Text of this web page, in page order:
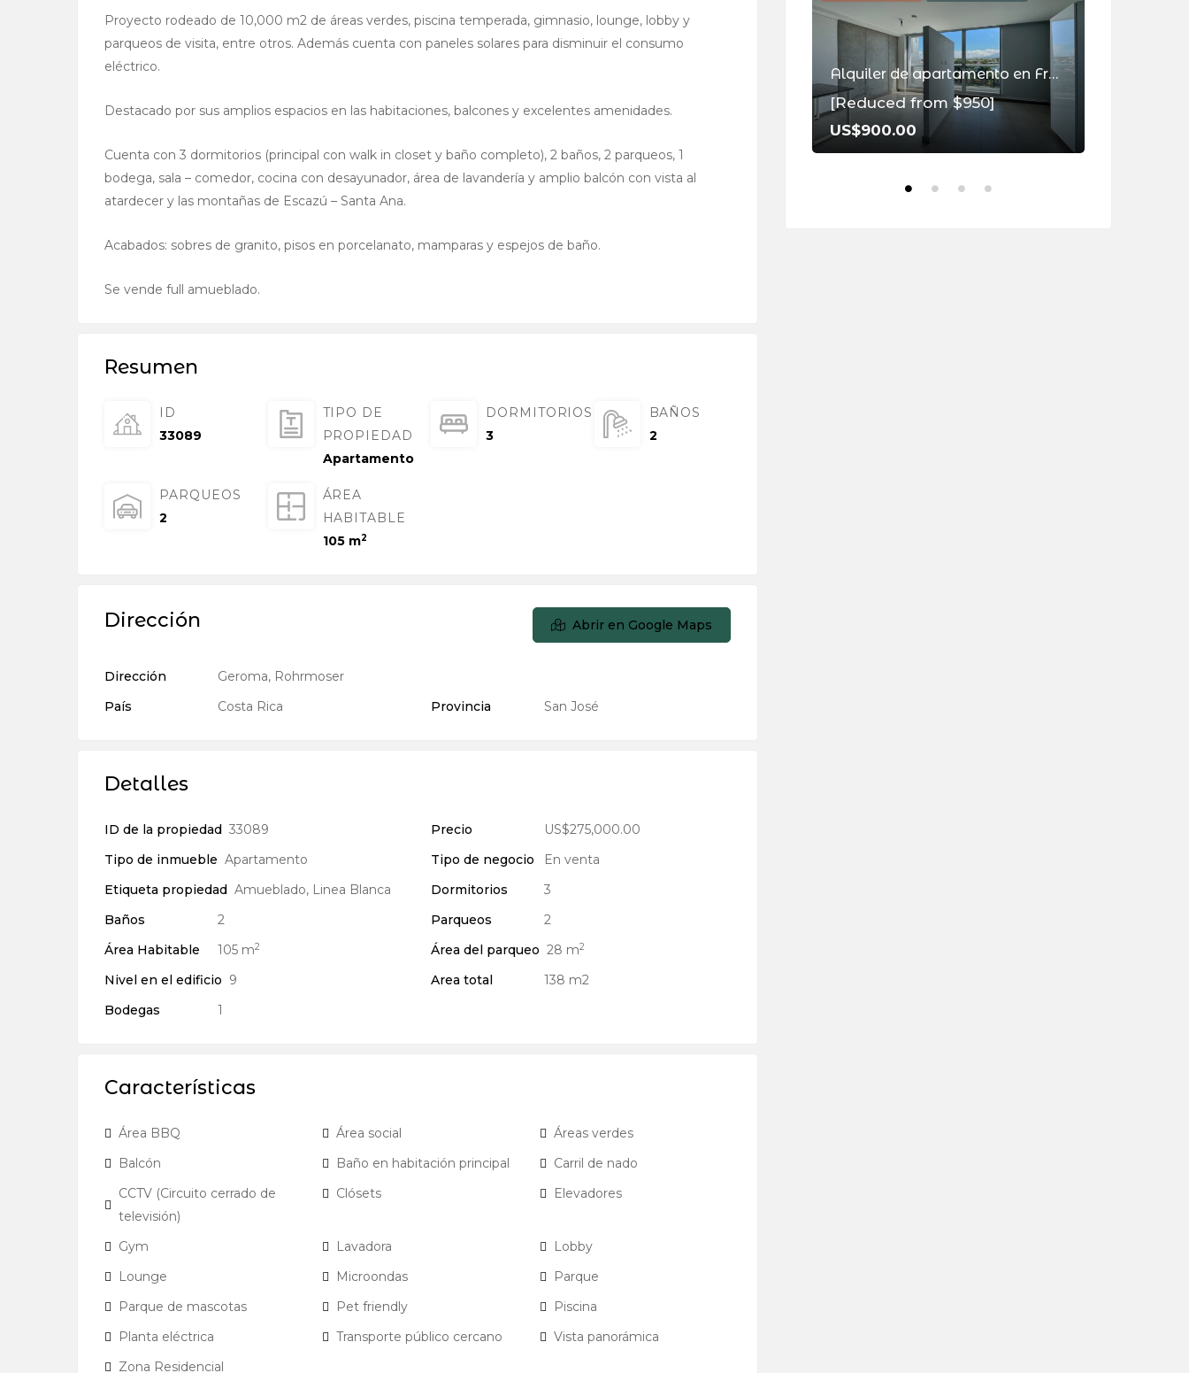
Proyecto rodeado de 10,000 m2 de áreas verdes, piscina temperada, gimnasio, lounge, lobby y
parqueos de visita, entre otros. Además cuenta con paneles solares para disminuir el consumo
eléctrico.
Destacado por sus amplios espacios en las habitaciones, balcones y excelentes amenidades.
Cuenta con 3 dormitorios (principal con walk in closet y baño completo), 2 baños, 2 parqueos, 1
bodega, sala – comedor, cocina con desayunador, área de lavandería y amplio balcón con vista al
atardecer y las montañas de Escazú – Santa Ana.
Acabados: sobres de granito, pisos en porcelanato, mamparas y espejos de baño.
Se vende full amueblado.
Resumen
ID
33089
TIPO DE
PROPIEDAD
Apartamento
DORMITORIOS
3
BAÑOS
2
PARQUEOS
2
ÁREA
HABITABLE
105 m2
Dirección Abrir en Google Maps
Dirección
Geroma, Rohrmoser
País
Costa Rica Provincia San José
Detalles
ID de la propiedad 33089 Precio
US$275,000.00
Tipo de inmueble Apartamento Tipo de negocio
En venta
Etiqueta propiedad Amueblado, Linea Blanca Dormitorios
3
Baños
2
Área Habitable
105 m2
Parqueos
2
Área del parqueo 28 m2
Nivel en el edificio 9 Area total
138 m2
Bodegas
1
Características
Área BBQ Área social
Áreas verdes
Balcón
Baño en habitación principal
Carril de nado
CCTV (Circuito cerrado de
televisión)
Clósets Elevadores
Gym Lavadora
Lobby
Lounge
Microondas
Parque
Parque de mascotas
Pet friendly
Piscina
Planta eléctrica
Transporte público cercano
Vista panorámica
Zona Residencial
Alquiler de apartamento en Freses, Curridabat (con L/B)
[Reduced from $950]
US$900.00